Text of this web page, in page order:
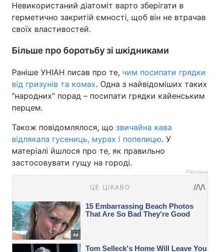
Невикористаний діатоміт варто зберігати в
герметично закритій ємності, щоб він не втрачав
своїх властивостей.
Більше про боротьбу зі шкідниками
Раніше УНІАН писав про те, чим посипати грядки
від гризунів та комах. Одна з найвідоміших таких
"народних" порад – посипати грядки кайенським
перцем.
Також повідомлялося, що звичайна кава
відлякала гусениць, мурах і попелицю. У
матеріалі йшлося про те, як правильно
застосовувати гущу на городі.
Реклама